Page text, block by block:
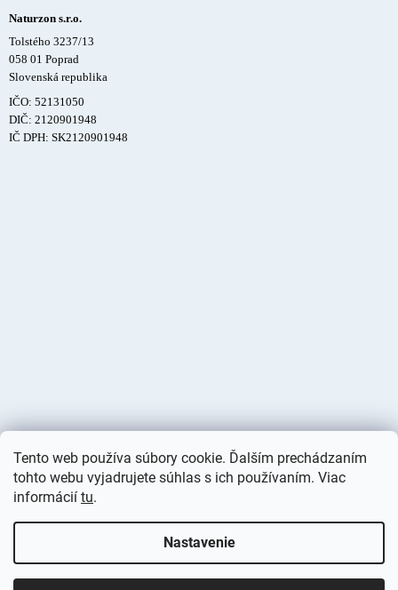
Tento web používa súbory cookie. Ďalším prechádzaním
tohto webu vyjadrujete súhlas s ich používaním. Viac
informácií tu.
Nastavenie
Naturzon s.r.o.
Tolstého 3237/13
058 01 Poprad
Slovenská republika
IČO: 52131050
DIČ: 2120901948
IČ DPH: SK2120901948